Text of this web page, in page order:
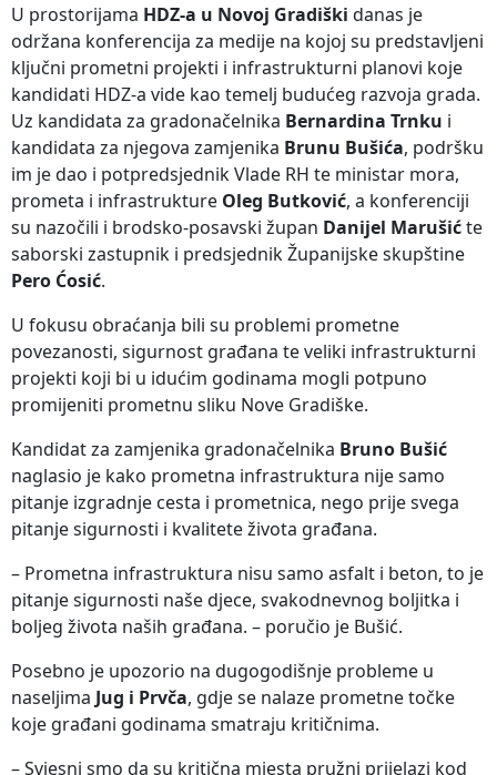
U prostorijama HDZ-a u Novoj Gradiški danas je
održana konferencija za medije na kojoj su predstavljeni
ključni prometni projekti i infrastrukturni planovi koje
kandidati HDZ-a vide kao temelj budućeg razvoja grada.
Uz kandidata za gradonačelnika Bernardina Trnku i
kandidata za njegova zamjenika Brunu Bušića, podršku
im je dao i potpredsjednik Vlade RH te ministar mora,
prometa i infrastrukture Oleg Butković, a konferenciji
su nazočili i brodsko-posavski župan Danijel Marušićte
saborski zastupnik i predsjednik Županijske skupštine
Pero Ćosić.
U fokusu obraćanja bili su problemi prometne
povezanosti, sigurnost građana te veliki infrastrukturni
projekti koji bi u idućim godinama mogli potpuno
promijeniti prometnu sliku Nove Gradiške.
Kandidat za zamjenika gradonačelnika Bruno Bušić
naglasio je kako prometna infrastruktura nije samo
pitanje izgradnje cesta i prometnica, nego prije svega
pitanje sigurnosti i kvalitete života građana.
– Prometna infrastruktura nisu samo asfalt i beton, to je
pitanje sigurnosti naše djece, svakodnevnog boljitka i
boljeg života naših građana. – poručio je Bušić.
Posebno je upozorio na dugogodišnje probleme u
naseljima Jug i Prvča, gdje se nalaze prometne točke
koje građani godinama smatraju kritičnima.
– Svjesni smo da su kritična mjesta pružni prijelazi kod